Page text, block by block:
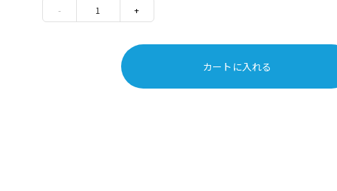
- 1 +
カートに入れる